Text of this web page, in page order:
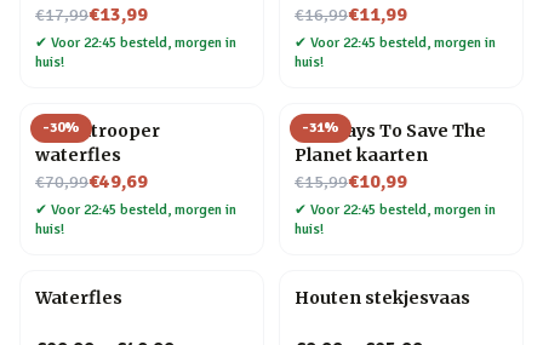
€17,99
Nu voor€13,99
✔ Voor 22:45 besteld, morgen in
huis!
€16,99
Nu voor€11,99
✔ Voor 22:45 besteld, morgen in
huis!
-30%
Stormtrooper
waterfles
€70,99
Nu voor€49,69
✔ Voor 22:45 besteld, morgen in
huis!
-31%
100 Ways To Save The
Planet kaarten
€15,99
Nu voor€10,99
✔ Voor 22:45 besteld, morgen in
huis!
Waterfles Houten stekjesvaas